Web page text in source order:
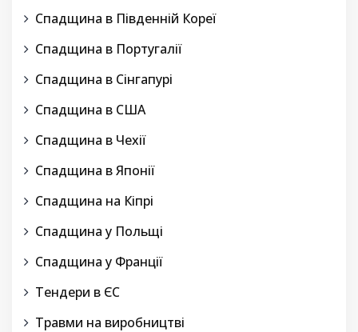
Спадщина в Південній Кореї
Спадщина в Португалії
Спадщина в Сінгапурі
Спадщина в США
Спадщина в Чехії
Спадщина в Японії
Спадщина на Кіпрі
Спадщина у Польщі
Спадщина у Франції
Тендери в ЄС
Травми на виробництві